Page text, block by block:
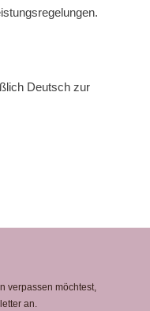
Deutsch zur
verpassen möchtest,
an.